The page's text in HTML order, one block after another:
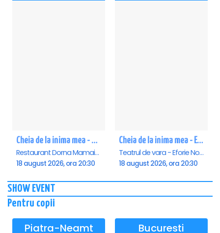
Cheia de la inima mea - Mamaia
Restaurant Dorna Mamaia, Mamaia
18 august 2026, ora 20:30
Cheia de la inima mea - Eforie Nord
Teatrul de vara - Eforie Nord, Eforie-Nord
18 august 2026, ora 20:30
SHOW EVENT
Pentru copii
Piatra-Neamt Bucuresti